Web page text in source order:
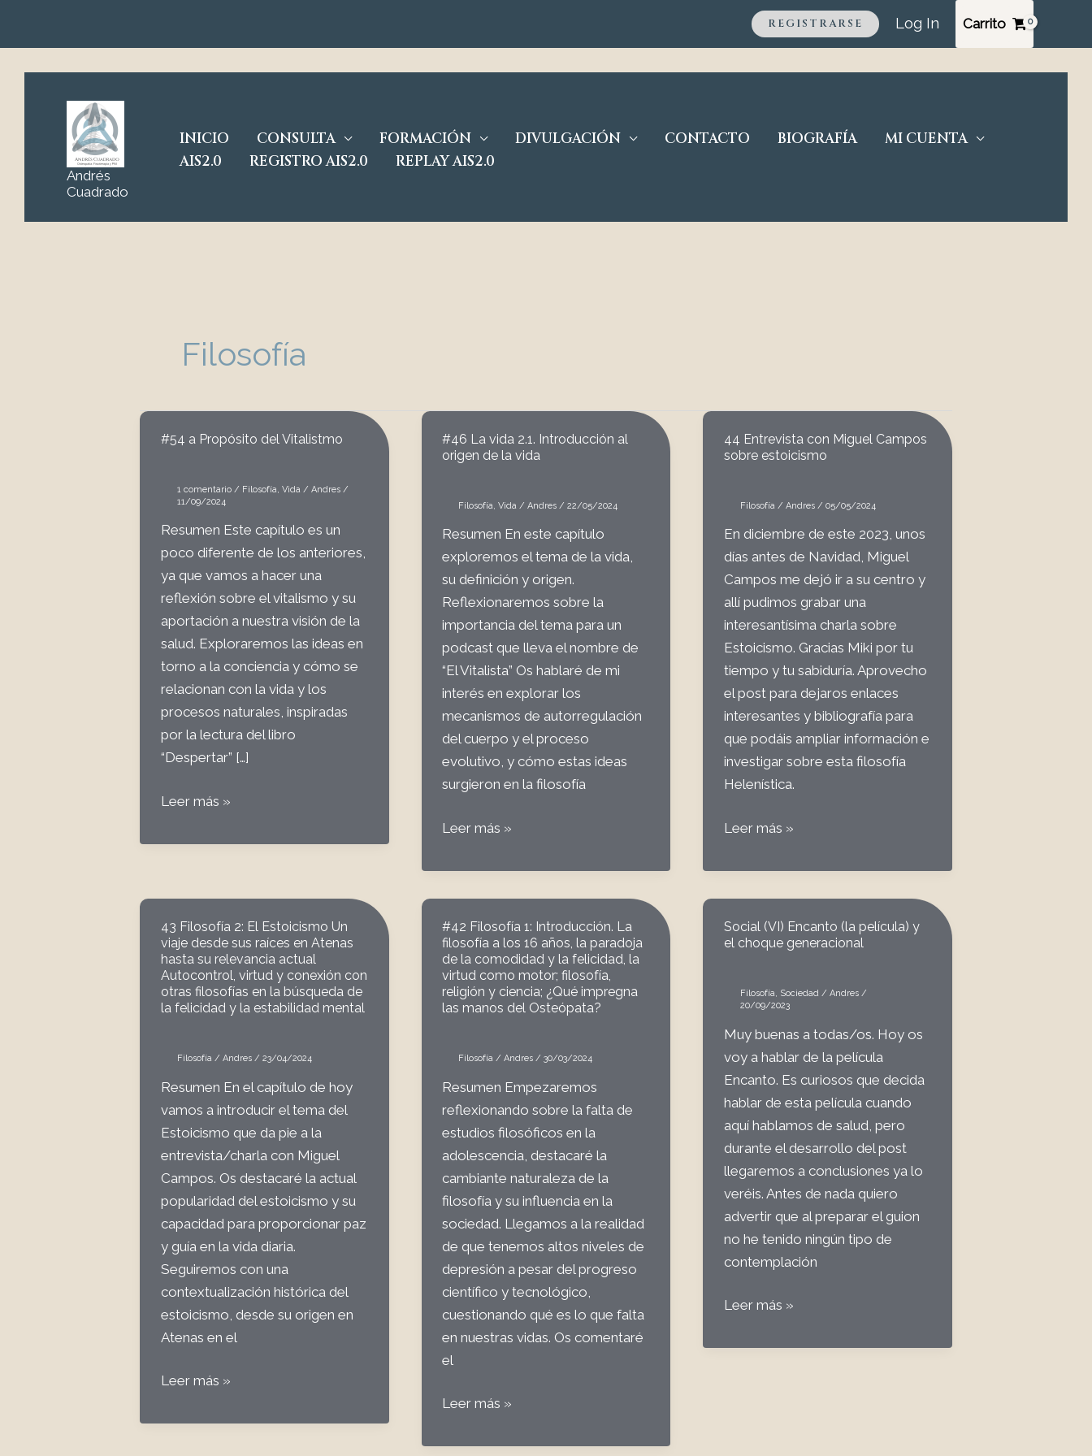
REGISTRARSE Log In Carrito
Andrés
Cuadrado
INICIO CONSULTA FORMACIÓN DIVULGACIÓN CONTACTO BIOGRAFÍA
MI CUENTA
AIS2.0
REGISTRO AIS2.0 REPLAY AIS2.0
Filosofía
#54 a Propósito del Vitalistmo
1 comentario / Filosofía, Vida / Andres /
11/09/2024
Resumen Este capítulo es un
poco diferente de los anteriores,
ya que vamos a hacer una
reflexión sobre el vitalismo y su
aportación a nuestra visión de la
salud. Exploraremos las ideas en
torno a la conciencia y cómo se
relacionan con la vida y los
procesos naturales, inspiradas
por la lectura del libro
“Despertar” […]
#54
Propósito
Leer más »
#46 La vida 2.1. Introducción al
origen de la vida
Filosofía,Vida /Andres/22/05/2024
Resumen En este capítulo
exploremos el tema de la vida,
su definición y origen.
Reflexionaremos sobre la
importancia del tema para un
podcast que lleva el nombre de
“El Vitalista” Os hablaré de mi
interés en explorar los
mecanismos de autorregulación
del cuerpo y el proceso
evolutivo, y cómo estas ideas
surgieron en la filosofía
#46
vida
2.1.
Introducción
al
origen
de
la
Leer más »
44 Entrevista con Miguel Campos
sobre estoicismo
Filosofía / Andres / 05/05/2024
En diciembre de este 2023, unos
días antes de Navidad, Miguel
Campos me dejó ir a su centro y
allí pudimos grabar una
interesantísima charla sobre
Estoicismo. Gracias Miki por tu
tiempo y tu sabiduría. Aprovecho
el post para dejaros enlaces
interesantes y bibliografía para
que podáis ampliar información e
investigar sobre esta filosofía
Helenística.
44
con
Miguel
Campos
sobre
Leer más »
43 Filosofía 2: El Estoicismo Un
viaje desde sus raíces en Atenas
hasta su relevancia actual
Autocontrol, virtud y conexión con
otras filosofías en la búsqueda de
la felicidad y la estabilidad mental
Filosofía / Andres / 23/04/2024
Resumen En el capítulo de hoy
vamos a introducir el tema del
Estoicismo que da pie a la
entrevista/charla con Miguel
Campos. Os destacaré la actual
popularidad del estoicismo y su
capacidad para proporcionar paz
y guía en la vida diaria.
Seguiremos con una
contextualización histórica del
estoicismo, desde su origen en
Atenas en el
43
2:
Leer más »
#42 Filosofía 1: Introducción. La
filosofía a los 16 años, la paradoja
de la comodidad y la felicidad, la
virtud como motor; filosofía,
religión y ciencia; ¿Qué impregna
las manos del Osteópata?
Filosofía /Andres/30/03/2024
Resumen Empezaremos
reflexionando sobre la falta de
estudios filosóficos en la
adolescencia, destacaré la
cambiante naturaleza de la
filosofía y su influencia en la
sociedad. Llegamos a la realidad
de que tenemos altos niveles de
depresión a pesar del progreso
científico y tecnológico,
cuestionando qué es lo que falta
en nuestras vidas. Os comentaré
el
#42
1:
Leer más »
Social (VI) Encanto (la película) y
el choque generacional
Filosofía, Sociedad / Andres /
20/09/2023
Muy buenas a todas/os. Hoy os
voy a hablar de la película
Encanto. Es curiosos que decida
hablar de esta película cuando
aquí hablamos de salud, pero
durante el desarrollo del post
llegaremos a conclusiones ya lo
veréis. Antes de nada quiero
advertir que al preparar el guion
no he tenido ningún tipo de
contemplación
Social
Encanto
Leer más »